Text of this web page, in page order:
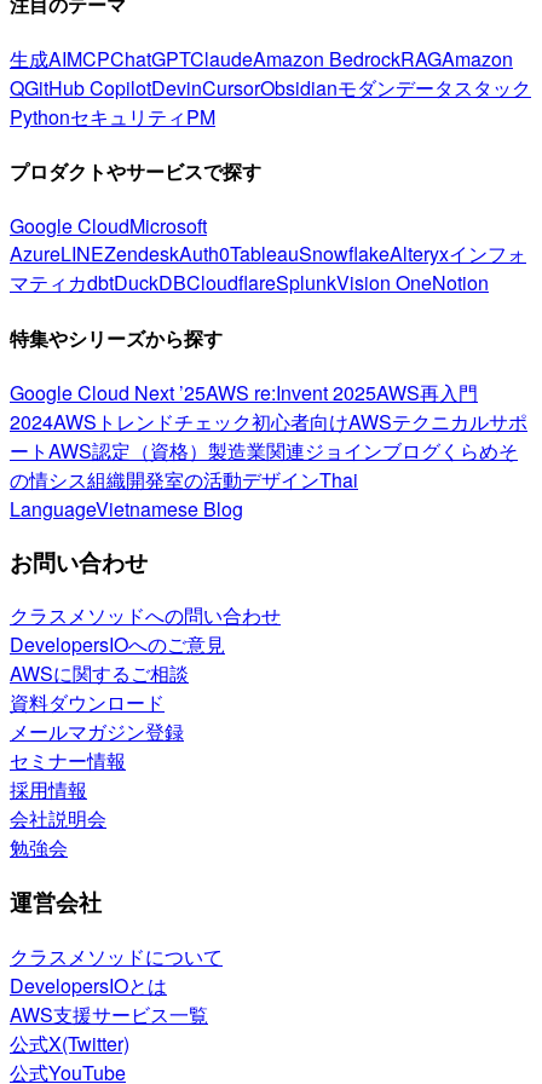
生成AIMCPChatGPTClaudeAmazon BedrockRAGAmazon
QGitHub CopilotDevinCursorObsidianモダンデータスタック
PythonセキュリティPM
プロダクトやサービスで探す
Google CloudMicrosoft
AzureLINEZendeskAuth0TableauSnowflakeAlteryxインフォ
マティカdbtDuckDBCloudflareSplunkVision OneNotion
特集やシリーズから探す
Google Cloud Next ’25AWS re:Invent 2025AWS再入門
2024AWSトレンドチェック初心者向けAWSテクニカルサポ
ートAWS認定（資格） 製造業関連ジョインブログくらめそ
の情シス組織開発室の活動デザインThai
LanguageVietnamese Blog
お問い合わせ
クラスメソッドへの問い合わせ
DevelopersIOへのご意見
AWSに関するご相談
資料ダウンロード
メールマガジン登録
セミナー情報
採用情報
会社説明会
勉強会
運営会社
クラスメソッドについて
DevelopersIOとは
AWS支援サービス一覧
公式X(Twitter)
公式YouTube